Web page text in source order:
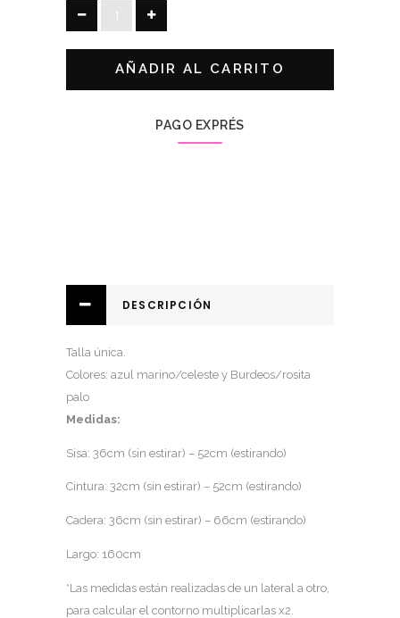
VESTIDO
ROSELLO
AÑADIR AL CARRITO
PAGO EXPRÉS
DESCRIPCIÓN
Talla única.
Colores: azul marino/celeste y Burdeos/rosita
palo
Medidas:
Sisa: 36cm (sin estirar) – 52cm (estirando)
Cintura: 32cm (sin estirar) – 52cm (estirando)
Cadera: 36cm (sin estirar) – 66cm (estirando)
Largo: 160cm
*Las medidas están realizadas de un lateral a otro,
para calcular el contorno multiplicarlas x2.